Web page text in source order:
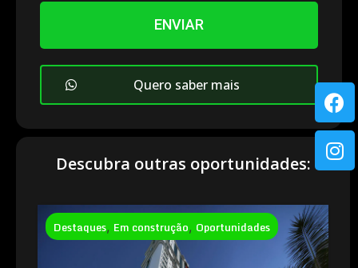
ENVIAR
Quero saber mais
Descubra outras oportunidades:
Destaques, Em construção, Oportunidades